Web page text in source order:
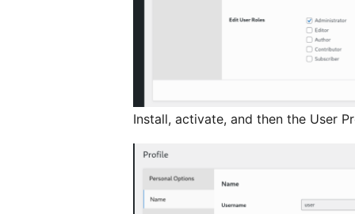
Install, activate, and then the User